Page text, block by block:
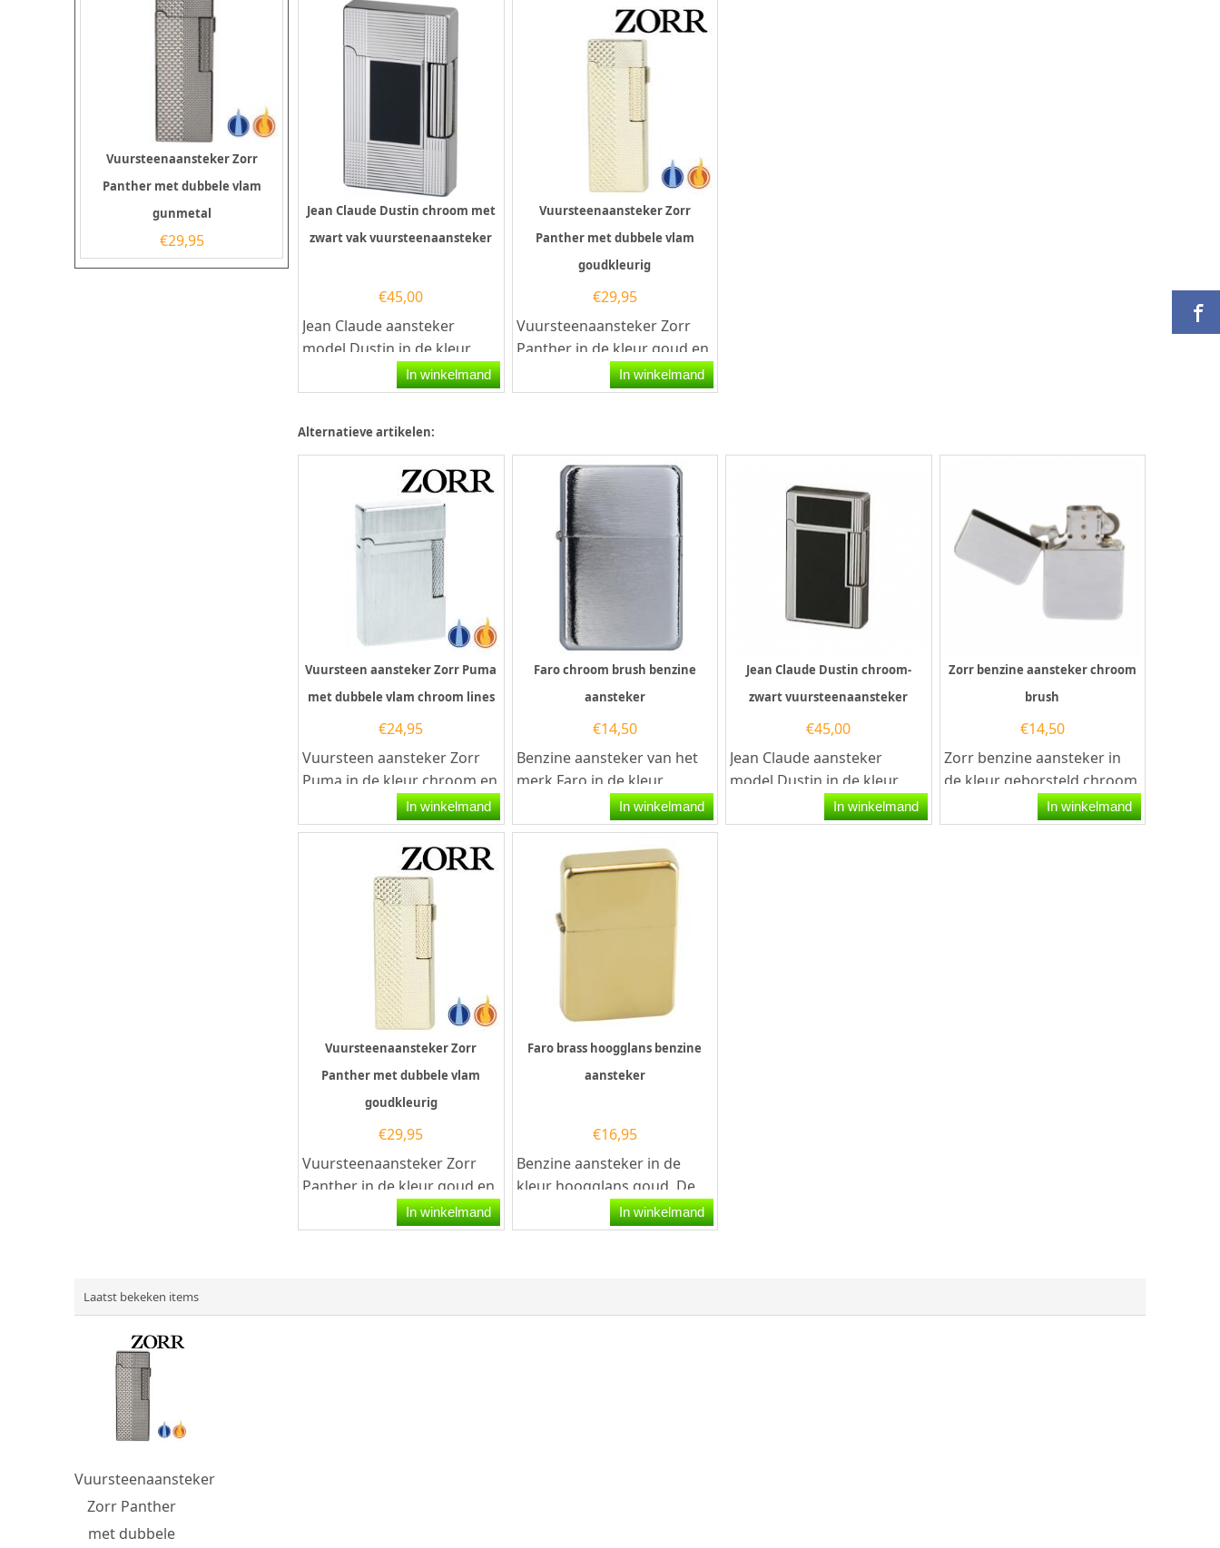
Vuursteenaansteker Zorr
Panther met dubbele vlam
gunmetal
€29,95
hoogglans...
Jean Claude Dustin chroom met
zwart vak vuursteenaansteker
€45,00
Jean Claude aansteker
model Dustin in de kleur
chroom met een zwart
vlak aan zowel de
In winkelmand
Vuursteenaansteker Zorr
Panther met dubbele vlam
goudkleurig
€29,95
Vuursteenaansteker Zorr
Panther in de kleur goud en
met een grip design aan de
voorkant en...
In winkelmand
Alternatieve artikelen:
Vuursteen aansteker Zorr Puma
met dubbele vlam chroom lines
€24,95
Vuursteen aansteker Zorr
Puma in de kleur chroom en
met een gestreept design
aan de voorkant en...
In winkelmand
Faro chroom brush benzine
aansteker
€14,50
Benzine aansteker van het
merk Faro in de kleur
geborsteld chroom. De
aansteker werkt op benzine
In winkelmand
Jean Claude Dustin chroom-
zwart vuursteenaansteker
€45,00
Jean Claude aansteker
model Dustin in de kleur
chroom-zwart. Deze
aansteker heeft een...
In winkelmand
Zorr benzine aansteker chroom
brush
€14,50
Zorr benzine aansteker in
de kleur geborsteld chroom.
De aansteker werkt op
benzine en is...
In winkelmand
Vuursteenaansteker Zorr
Panther met dubbele vlam
goudkleurig
€29,95
Vuursteenaansteker Zorr
Panther in de kleur goud en
met een grip design aan de
voorkant en...
In winkelmand
Faro brass hoogglans benzine
aansteker
€16,95
Benzine aansteker in de
kleur hoogglans goud. De
aansteker is van het merk
Faro en werkt op...
In winkelmand
Laatst bekeken items
Vuursteenaansteker
Zorr Panther
met dubbele